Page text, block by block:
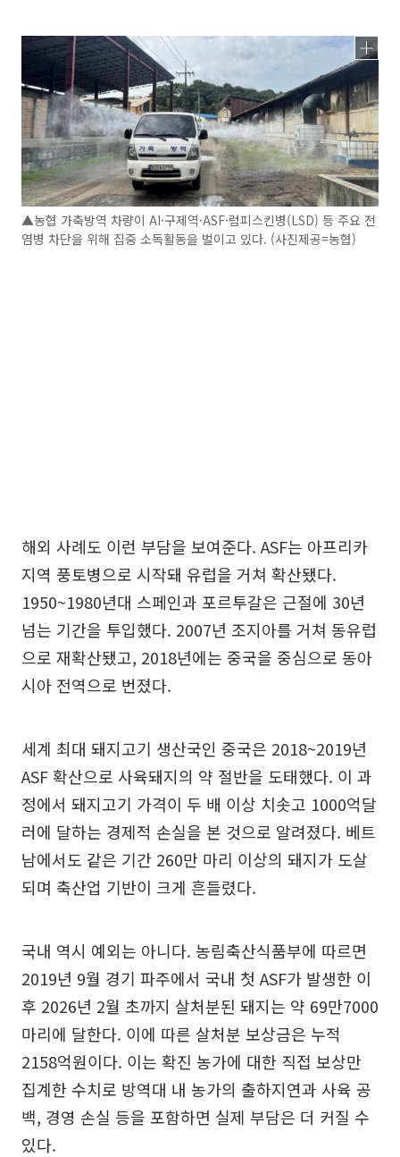
▲농협 가축방역 차량이 AI·구제역·ASF·럼피스킨병(LSD) 등 주요 전
염병 차단을 위해 집중 소독활동을 벌이고 있다. (사진제공=농협)
해외 사례도 이런 부담을 보여준다. ASF는 아프리카
지역 풍토병으로 시작돼 유럽을 거쳐 확산됐다.
1950~1980년대 스페인과 포르투갈은 근절에 30년
넘는 기간을 투입했다. 2007년 조지아를 거쳐 동유럽
으로 재확산됐고, 2018년에는 중국을 중심으로 동아
시아 전역으로 번졌다.
세계 최대 돼지고기 생산국인 중국은 2018~2019년
ASF 확산으로 사육돼지의 약 절반을 도태했다. 이 과
정에서 돼지고기 가격이 두 배 이상 치솟고 1000억달
러에 달하는 경제적 손실을 본 것으로 알려졌다. 베트
남에서도 같은 기간 260만 마리 이상의 돼지가 도살
되며 축산업 기반이 크게 흔들렸다.
국내 역시 예외는 아니다. 농림축산식품부에 따르면
2019년 9월 경기 파주에서 국내 첫 ASF가 발생한 이
후 2026년 2월 초까지 살처분된 돼지는 약 69만7000
마리에 달한다. 이에 따른 살처분 보상금은 누적
2158억원이다. 이는 확진 농가에 대한 직접 보상만
집계한 수치로 방역대 내 농가의 출하지연과 사육 공
백, 경영 손실 등을 포함하면 실제 부담은 더 커질 수
있다.